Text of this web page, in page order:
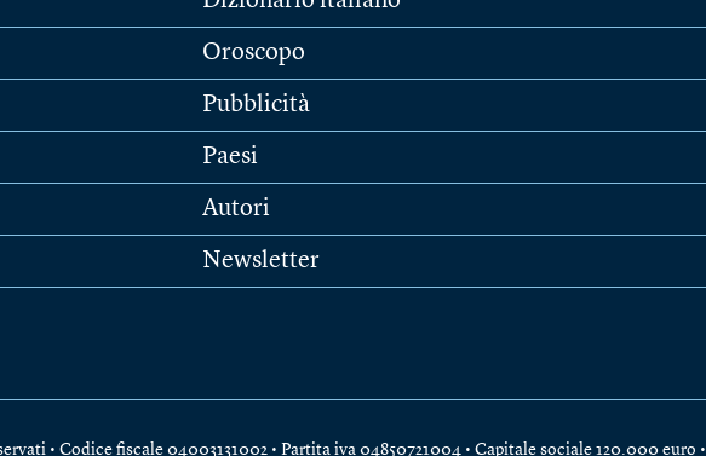
Oroscopo
Pubblicità
Paesi
Autori
Newsletter
• Codice fiscale 04003131002 • Partita iva 04850721004 • Capitale sociale 120.000 euro •